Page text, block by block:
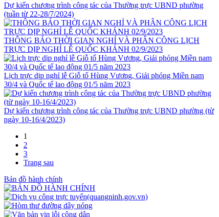
Dự kiến chương trình công tác của Thường trực UBND phường
(tuần từ 22-28/7/2024)
THÔNG BÁO THỜI GIAN NGHỈ VÀ PHÂN CÔNG LỊCH
TRỰC DỊP NGHỈ LỄ QUỐC KHÁNH 02/9/2023
Lịch trực dịp nghỉ lễ Giỗ tổ Hùng Vương, Giải phóng Miền nam
30/4 và Quốc tế lao động 01/5 năm 2023
Dự kiến chương trình công tác của Thường trực UBND phường (từ
ngày 10-16/4/2023)
1
2
3
Trang sau
Bản đồ hành chính